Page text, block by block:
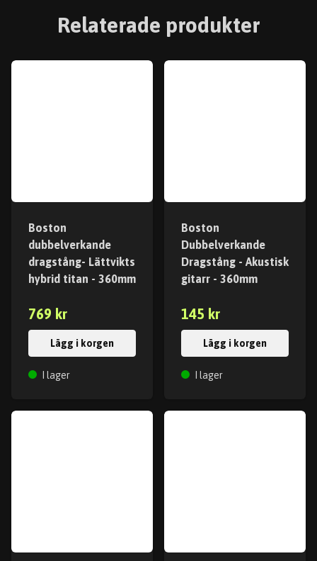
Relaterade produkter
Boston
dubbelverkande
dragstång- Lättvikts
hybrid titan - 360mm
769 kr
Lägg i korgen
I lager
Boston
Dubbelverkande
Dragstång - Akustisk
gitarr - 360mm
145 kr
Lägg i korgen
I lager